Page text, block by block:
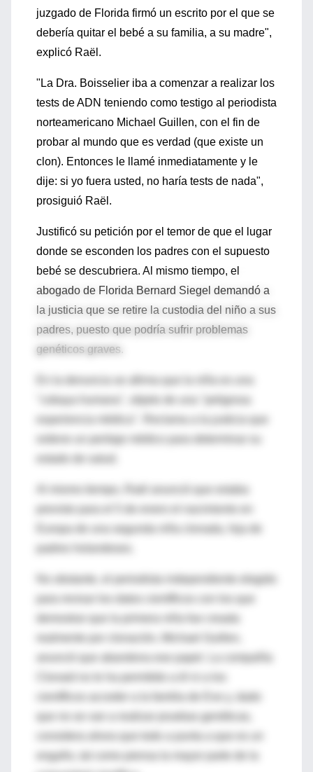
juzgado de Florida firmó un escrito por el que se
debería quitar el bebé a su familia, a su madre",
explicó Raël.
"La Dra. Boisselier iba a comenzar a realizar los
tests de ADN teniendo como testigo al periodista
norteamericano Michael Guillen, con el fin de
probar al mundo que es verdad (que existe un
clon). Entonces le llamé inmediatamente y le
dije: si yo fuera usted, no haría tests de nada",
prosiguió Raël.
Justificó su petición por el temor de que el lugar
donde se esconden los padres con el supuesto
bebé se descubriera. Al mismo tiempo, el
abogado de Florida Bernard Siegel demandó a
la justicia que se retire la custodia del niño a sus
padres, puesto que podría sufrir problemas
genéticos graves.
"cobaya humana", objeto de una "peligrosa
ordene un peritaje médico para determinar su
Al mismo tiempo, Raël anunció que estaba
Europa de una segunda niña clonada, hija de
No obstante, el periodista independiente elegido
anunció que abandona ese papel. La compañía
que no se van a realizar pruebas genéticas,
engaño, tal como piensa la mayor parte de la